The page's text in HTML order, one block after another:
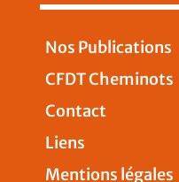
Nos Publications
CFDT Cheminots
Contact
Liens
Mentions légales